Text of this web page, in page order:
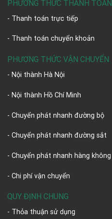
PHƯƠNG THỨC THANH TOÁN
- Thanh toán trực tiếp
- Thanh toán chuyển khoản
PHƯƠNG THỨC VẬN CHUYỂN
- Nội thành Hà Nội
- Nội thành Hồ Chí Minh
- Chuyển phát nhanh đường bộ
- Chuyển phát nhanh đường sắt
- Chuyển phát nhanh hàng không
- Chi phí vận chuyển
QUY ĐỊNH CHUNG
- Thỏa thuận sử dụng